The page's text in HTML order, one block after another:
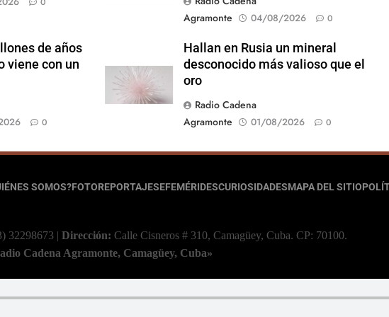
Agramonte
04/08/2026 0
de años
viene con un
0
Hallan en Rusia un mineral
desconocido más valioso que el
oro
Radio Cadena
Agramonte
01/08/2026 0
SOMOS?FOTOREPORTAJESEFEMÉRIDESCURIOSIDADESMAPA DEL SITIO
32298673 | Dirección: Calle Cisneros # 310, Camagüey, Cuba. CP: 70100.
Cadena Agramonte, Camagüey, Cuba»